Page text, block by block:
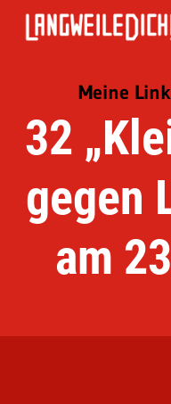
Meine
32
gegen
am